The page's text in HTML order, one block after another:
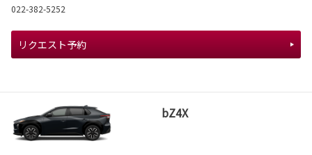
022-382-5252
リクエスト予約
bZ4X